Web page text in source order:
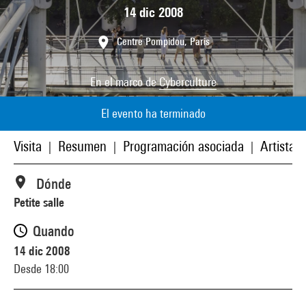
14 dic 2008
Centre Pompidou, Paris
En el marco deCyberculture
El evento ha terminado
Visita Resumen Programación asociada
Dónde
Petite salle
Quando
14 dic 2008
Desde 18:00